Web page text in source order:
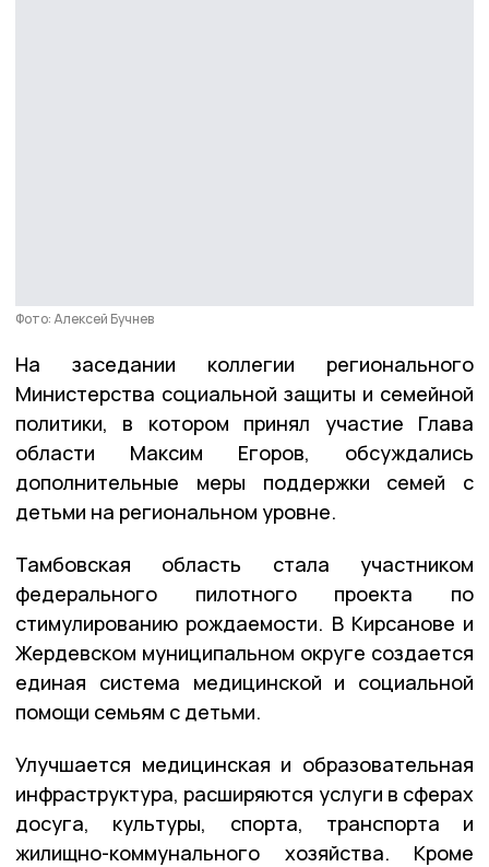
Фото: Алексей Бучнев
На заседании коллегии регионального
Министерства социальной защиты и семейной
политики, в котором принял участие Глава
области Максим Егоров, обсуждались
дополнительные меры поддержки семей с
детьми на региональном уровне.
Тамбовская область стала участником
федерального пилотного проекта по
стимулированию рождаемости. В Кирсанове и
Жердевском муниципальном округе создается
единая система медицинской и социальной
помощи семьям с детьми.
Улучшается медицинская и образовательная
инфраструктура, расширяются услуги в сферах
досуга, культуры, спорта, транспорта и
жилищно-коммунального хозяйства. Кроме